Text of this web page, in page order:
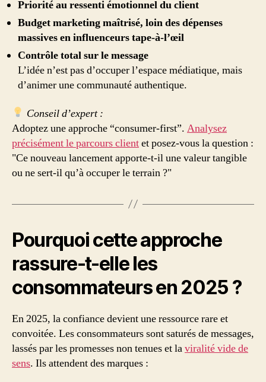
Priorité au ressenti émotionnel du client
Budget marketing maîtrisé, loin des dépenses
massives en influenceurs tape-à-l’œil
Contrôle total sur le message
L’idée n’est pas d’occuper l’espace médiatique, mais
d’animer une communauté authentique.
Conseil d’expert :
Adoptez une approche “consumer-first”. Analysez
précisément le parcours clientet posez-vous la question :
"Ce nouveau lancement apporte-t-il une valeur tangible
ou ne sert-il qu’à occuper le terrain ?"
Pourquoi cette approche
rassure-t-elle les
consommateurs en 2025 ?
En 2025, la confiance devient une ressource rare et
convoitée. Les consommateurs sont saturés de messages,
lassés par les promesses non tenues et laviralité vide de
sens. Ils attendent des marques :